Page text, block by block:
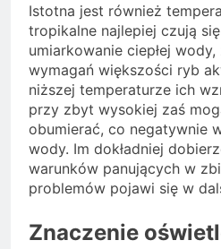
Istotna jest również
tropikalne najlepiej czują
umiarkowanie ciepłej
wymagań większości ryb
niższej temperaturze ich
przy zbyt wysokiej zaś
obumierać, co negatywnie
wody. Im dokładniej
warunków panujących w
problemów pojawi się w
Znaczenie